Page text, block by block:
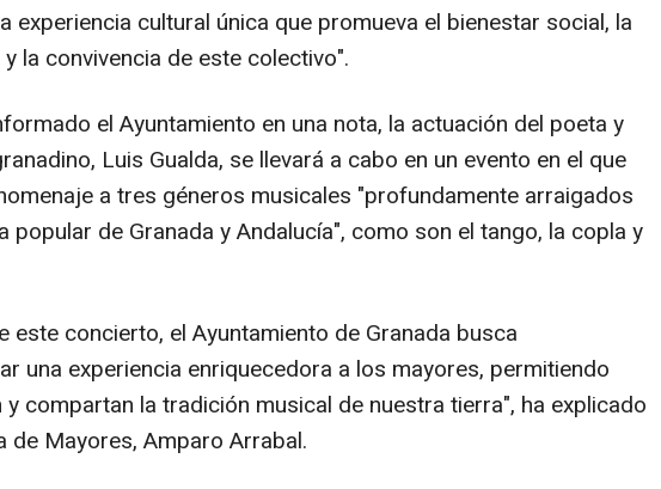
experiencia cultural única que promueva el bienestar social, la
la convivencia de este colectivo".
el Ayuntamiento en una nota, la actuación del poeta y
Luis Gualda, se llevará a cabo en un evento en el que
a tres géneros musicales "profundamente arraigados
popular de Granada y Andalucía", como son el tango, la copla y
este concierto, el Ayuntamiento de Granada busca
una experiencia enriquecedora a los mayores, permitiendo
y compartan la tradición musical de nuestra tierra", ha explicado
de Mayores, Amparo Arrabal.